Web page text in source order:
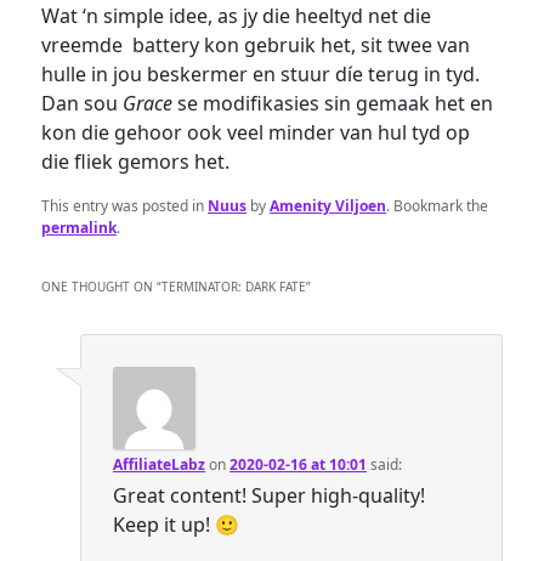
Wat ‘n simple idee, as jy die heeltyd net die
vreemde battery kon gebruik het, sit twee van
hulle in jou beskermer en stuur díe terug in tyd.
Dan sou Gracese modifikasies sin gemaak het en
kon die gehoor ook veel minder van hul tyd op
die fliek gemors het.
This entry was posted in Nuus byAmenity Viljoen. Bookmark the
permalink.
ONE THOUGHT ON “TERMINATOR: DARK FATE”
AffiliateLabzon2020-02-16 at 10:01 said:
Great content! Super high-quality!
Keep it up! 🙂